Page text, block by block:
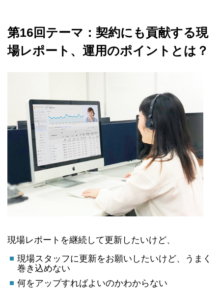
第16回テーマ：契約にも貢献する現
場レポート、運用のポイントとは？
現場レポートを継続して更新したいけど、
現場スタッフに更新をお願いしたいけど、うまく
巻き込めない
何をアップすればよいのかわからない